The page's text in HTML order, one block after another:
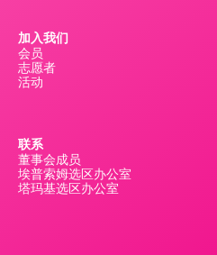
加入我们
会员
志愿者
活动
联系
董事会成员
埃普索姆选区办公室
塔玛基选区办公室